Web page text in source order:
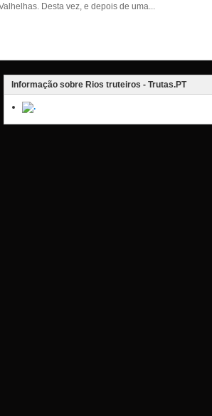
Desta vez, e depois de uma...
Informação sobre Rios truteiros - Trutas.PT